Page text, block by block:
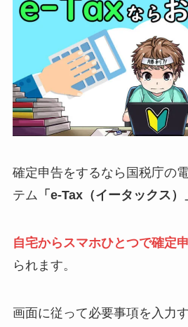
確定申告をするなら国税庁の
テム 「e-Tax（イータックス）
自宅からスマホひとつで確定
られます。
画面に従って必要事項を入力